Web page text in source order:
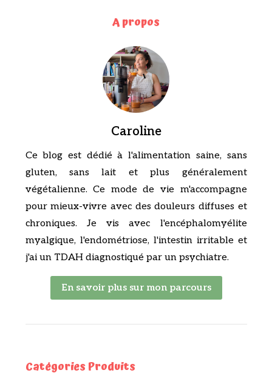
A propos
Caroline
Ce blog est dédié à l'alimentation saine, sans
gluten, sans lait et plus généralement
végétalienne. Ce mode de vie m'accompagne
pour mieux-vivre avec des douleurs diffuses et
chroniques. Je vis avec l'encéphalomyélite
myalgique, l'endométriose, l'intestin irritable et
j'ai un TDAH diagnostiqué par un psychiatre.
En savoir plus sur mon parcours
Catégories Produits